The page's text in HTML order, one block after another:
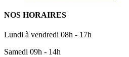
NOS HORAIRES
Lundi à vendredi 08h - 17h
Samedi 09h - 14h